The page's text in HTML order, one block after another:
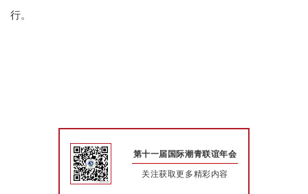
行。
第十一届国际潮青联谊年会
关注获取更多精彩内容